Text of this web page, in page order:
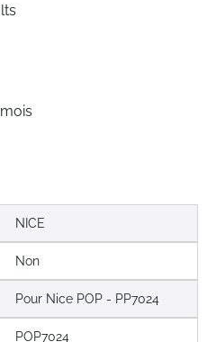
NICE
Non
Pour Nice POP - PP7024
POP7024